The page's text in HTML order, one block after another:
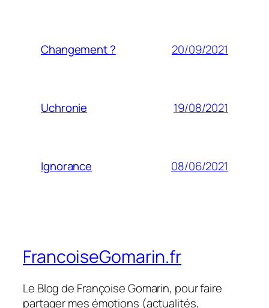
Changement ? 20/09/2021
Uchronie 19/08/2021
Ignorance 08/06/2021
FrancoiseGomarin.fr
Le Blog de Françoise Gomarin, pour faire
partager mes émotions (actualités,